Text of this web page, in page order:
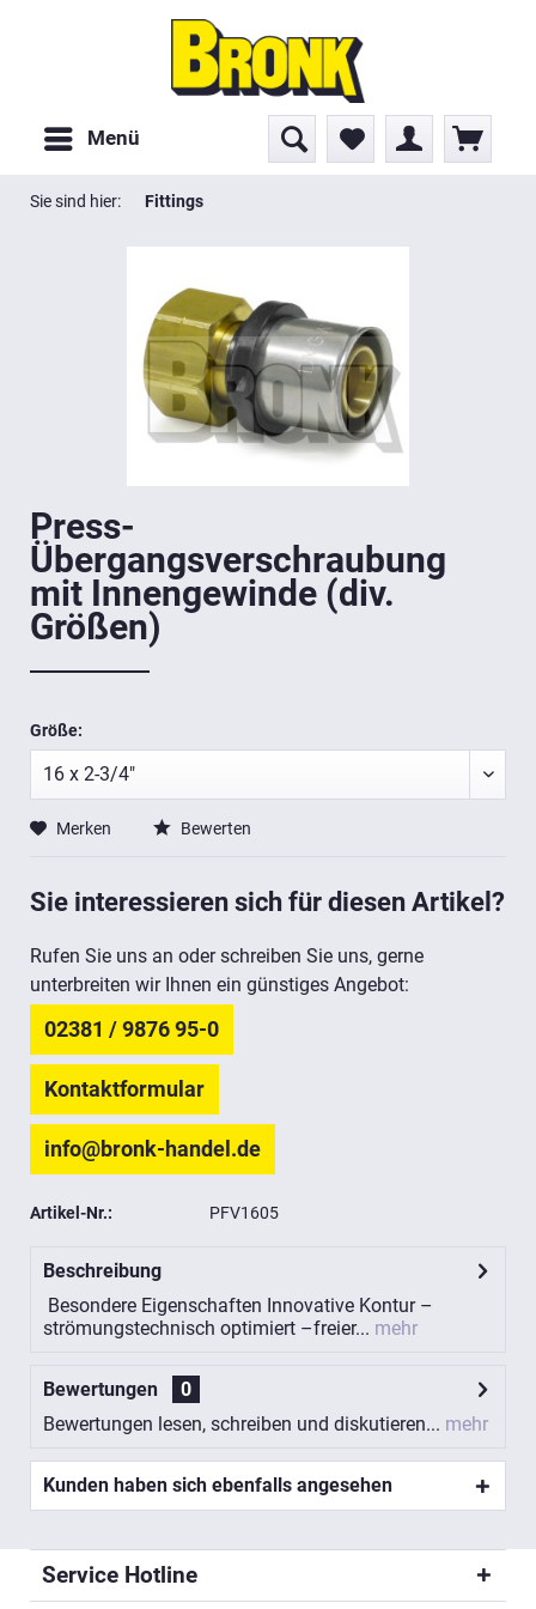
Menü
Sie sind hier: Fittings
Press-
Übergangsverschraubung
mit Innengewinde (div.
Größen)
Größe:
Merken Bewerten
Sie interessieren sich für diesen Artikel?
Rufen Sie uns an oder schreiben Sie uns, gerne
unterbreiten wir Ihnen ein günstiges Angebot:
02381 / 9876 95-0
Kontaktformular
info@bronk-handel.de
Artikel-Nr.: PFV1605
Beschreibung
Besondere Eigenschaften Innovative Kontur –
strömungstechnisch optimiert –freier... mehr
Bewertungen
0
Bewertungen lesen, schreiben und diskutieren... mehr
Kunden haben sich ebenfalls angesehen
Service Hotline